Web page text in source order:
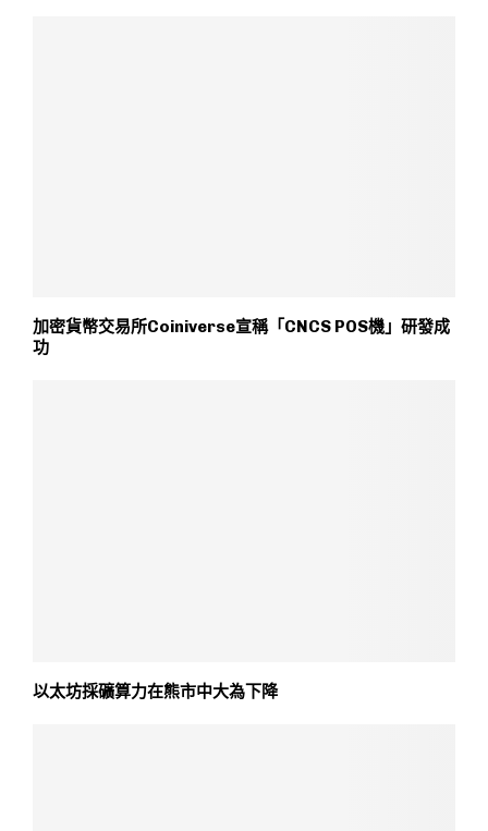
加密貨幣交易所Coiniverse宣稱「CNCS POS機」研發成
功
以太坊採礦算力在熊市中大為下降